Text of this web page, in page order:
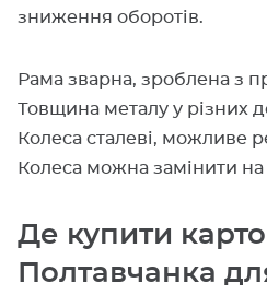
зниження оборотів.
Рама зварна, зроблена з
Товщина металу у різних
Колеса сталеві, можливе
Колеса можна замінити на
Де купити
Полтавчанка